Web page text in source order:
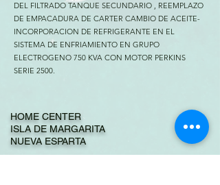
DEL FILTRADO TANQUE SECUNDARIO , REEMPLAZO
DE EMPACADURA DE CARTER CAMBIO DE ACEITE-
INCORPORACION DE REFRIGERANTE EN EL
SISTEMA DE ENFRIAMIENTO EN GRUPO
ELECTROGENO 750 KVA CON MOTOR PERKINS
SERIE 2500.
HOME CENTER
ISLA DE MARGARITA
NUEVA ESPARTA